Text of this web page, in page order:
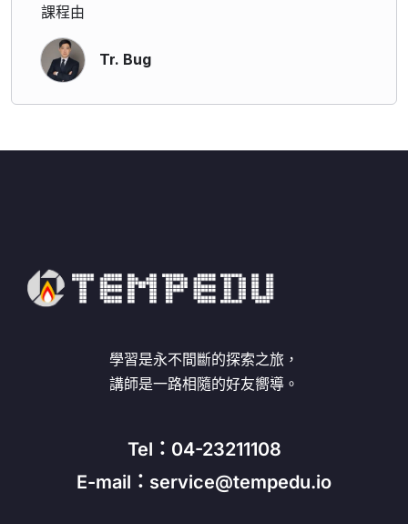
課程由
Tr. Bug
學習是永不間斷的探索之旅，
講師是一路相隨的好友嚮導。
Tel：04-23211108
E-mail：service@tempedu.io